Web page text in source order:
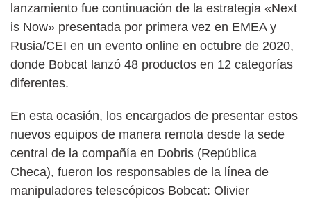
lanzamiento fue continuación de la estrategia «Next
is Now» presentada por primera vez en EMEA y
Rusia/CEI en un evento online en octubre de 2020,
donde Bobcat lanzó 48 productos en 12 categorías
diferentes.
En esta ocasión, los encargados de presentar estos
nuevos equipos de manera remota desde la sede
central de la compañía en Dobris (República
Checa), fueron los responsables de la línea de
manipuladores telescópicos Bobcat: Olivier